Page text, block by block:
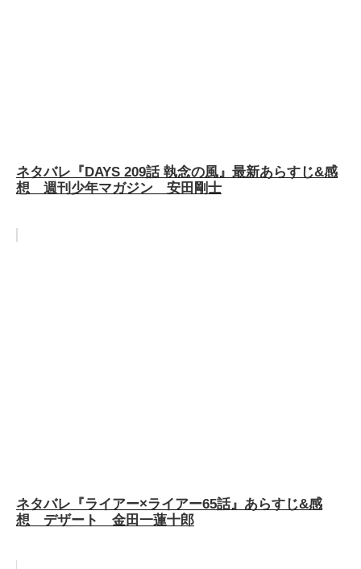
ネタバレ『DAYS 209話 執念の風』最新あらすじ&感
想 週刊少年マガジン 安田剛士
ネタバレ『ライアー×ライアー65話』あらすじ&感
想 デザート 金田一蓮十郎